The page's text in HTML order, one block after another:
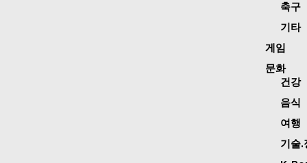
축구
기타
게임
문화
건강
음식
여행
기술.